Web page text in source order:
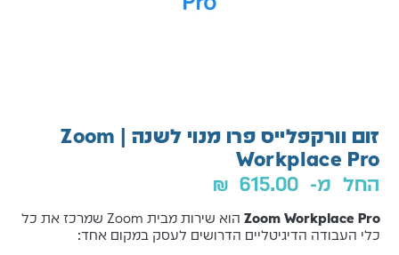
זום וורקפלייס פרו מנוי לשנה | Zoom
Workplace Pro
החל מ-
₪ 615.00
Zoom Workplace Pro
הוא שירות מבית Zoom שמרכז את כל
כלי העבודה הדיגיטליים הדרושים לעסק במקום אחד: